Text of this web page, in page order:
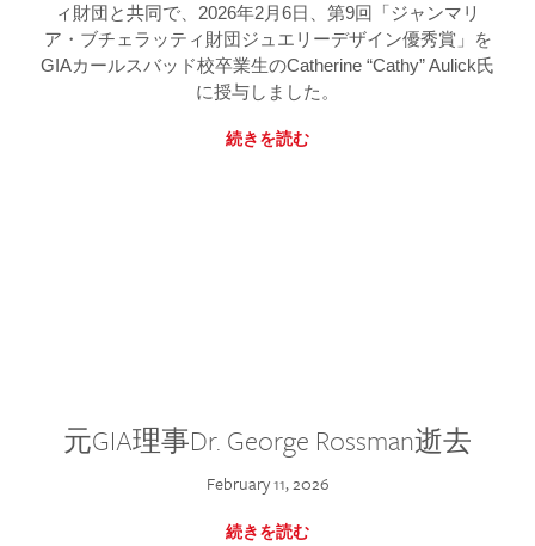
ィ財団と共同で、2026年2月6日、第9回「ジャンマリ
ア・ブチェラッティ財団ジュエリーデザイン優秀賞」を
GIAカールスバッド校卒業生のCatherine “Cathy” Aulick氏
に授与しました。
続きを読む
元GIA理事Dr. George Rossman逝去
February 11, 2026
続きを読む